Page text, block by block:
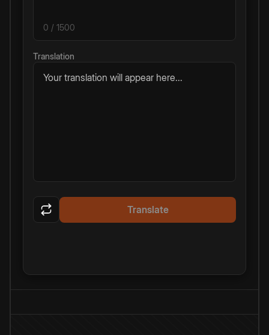
0 / 1500
Translation
Your translation will appear here...
Translate